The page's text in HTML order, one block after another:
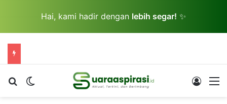
Hai, kami hadir dengan lebih segar! ✨
Cari berita...Switch skin Log In